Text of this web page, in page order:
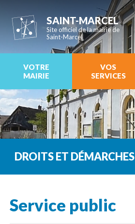
SAINT-MARCEL
Site officiel de la mairie de
Saint-Marcel
VOTRE
MAIRIE
VOS
SERVICES
DROITS ET DÉMARCHES
Service public